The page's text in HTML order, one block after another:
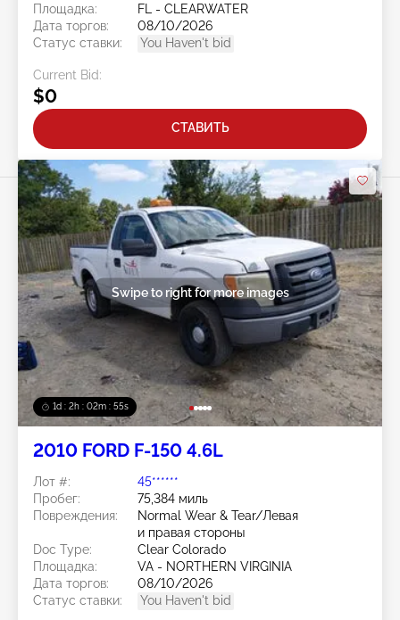
Площадка:
FL - CLEARWATER
Дата торгов:
08/10/2026
Статус ставки:
You Haven't bid
Current Bid:
$0
СТАВИТЬ
1d : 2h : 02m : 52s
Swipe to right for more images
2010 FORD F-150 4.6L
Лот #:
45******
Пробег:
75,384 миль
Повреждения:
Normal Wear & Tear/Левая
и правая стороны
Doc Type:
Clear Colorado
Площадка:
VA - NORTHERN VIRGINIA
Дата торгов:
08/10/2026
Статус ставки:
You Haven't bid